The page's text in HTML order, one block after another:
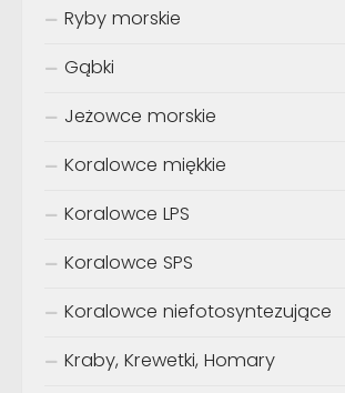
Ryby morskie
Gąbki
Jeżowce morskie
Koralowce miękkie
Koralowce LPS
Koralowce SPS
Koralowce niefotosyntezujące
Kraby, Krewetki, Homary